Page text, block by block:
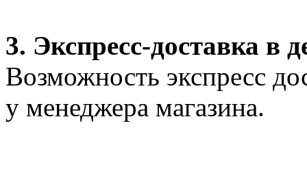
3. Экспресс-доставка в
Возможность экспресс
у менеджера магазина.